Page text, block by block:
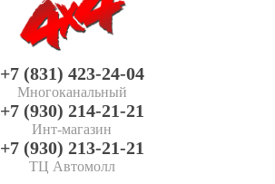
+7 (831) 423-24-04
Многоканальный
+7 (930) 214-21-21
Инт-магазин
+7 (930) 213-21-21
ТЦ Автомолл